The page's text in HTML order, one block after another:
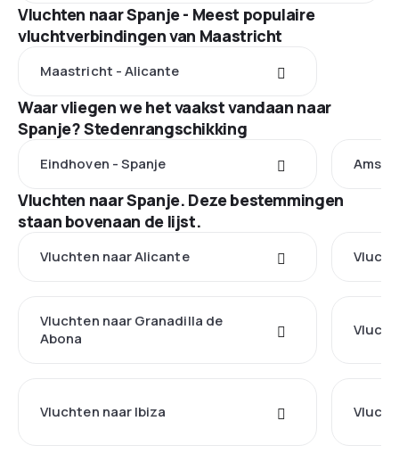
Vluchten naar Spanje - Meest populaire
vluchtverbindingen van Maastricht
Maastricht - Alicante
Waar vliegen we het vaakst vandaan naar
Spanje? Stedenrangschikking
Eindhoven - Spanje
Vluchten naar Spanje. Deze bestemmingen
staan bovenaan de lijst.
Vluchten naar Alicante
Vluchten naar Granadilla de
Abona
Vluchten naar Ibiza